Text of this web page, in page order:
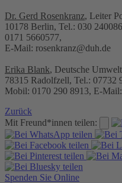
Dr. Gerd Rosenkranz, Leiter
10178 Berlin, Tel.: 030
0171 5660577,
E-Mail: rosenkranz@duh.de
Erika Blank, Deutsche
78315 Radolfzell, Tel.: 07732
Mobil: 0170 290 8913, E-
Zurück
Mit Freund*innen teilen:
Spenden Sie Online